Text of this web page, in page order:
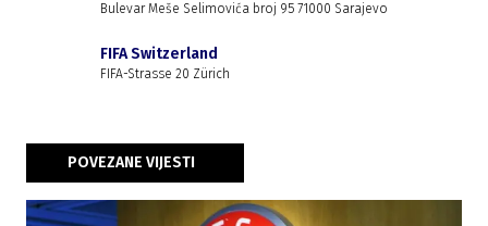
Bulevar Meše Selimovića broj 95 71000 Sarajevo
FIFA Switzerland
FIFA-Strasse 20 Zürich
POVEZANE VIJESTI